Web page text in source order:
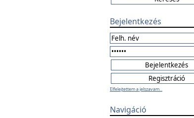
Bejelentkezés
Elfelejtettem a jelszavam...
Navigáció